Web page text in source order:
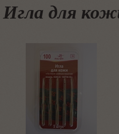
Игла для